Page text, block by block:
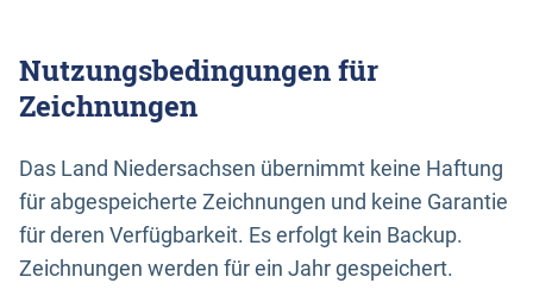
Nutzungsbedingungen für
Zeichnungen
Das Land Niedersachsen übernimmt keine Haftung
für abgespeicherte Zeichnungen und keine Garantie
für deren Verfügbarkeit. Es erfolgt kein Backup.
Zeichnungen werden für ein Jahr gespeichert.